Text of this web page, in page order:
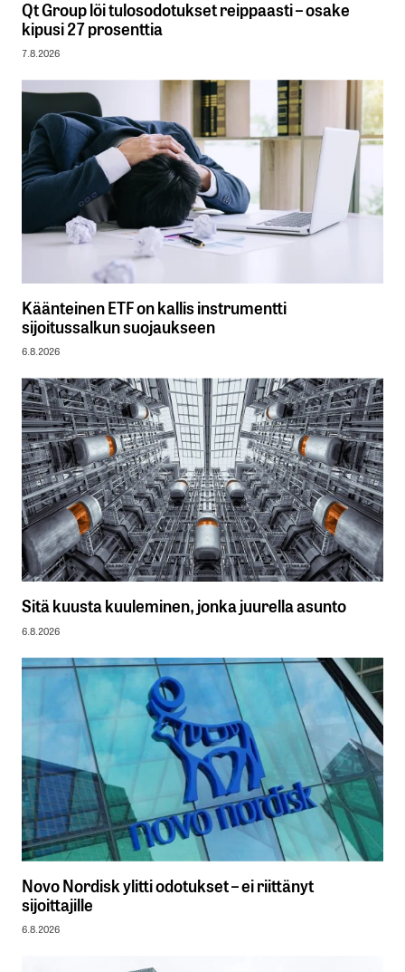
Qt Group löi tulosodotukset reippaasti – osake
kipusi 27 prosenttia
7.8.2026
Käänteinen ETF on kallis instrumentti
sijoitussalkun suojaukseen
6.8.2026
Sitä kuusta kuuleminen, jonka juurella asunto
6.8.2026
Novo Nordisk ylitti odotukset – ei riittänyt
sijoittajille
6.8.2026